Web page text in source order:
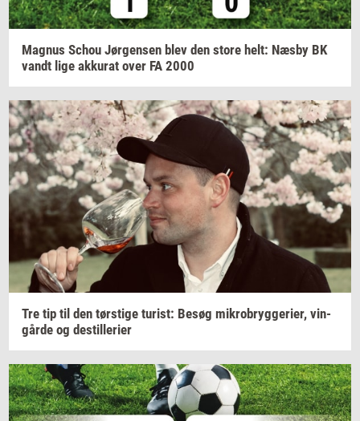
Magnus Schou Jør­gen­sen blev den store helt: Næsby BK
vandt lige ak­ku­rat over FA 2000
Tre tip til den tørsti­ge turist: Besøg mi­kro­bryg­ge­ri­er, vin­
går­de og destil­le­ri­er